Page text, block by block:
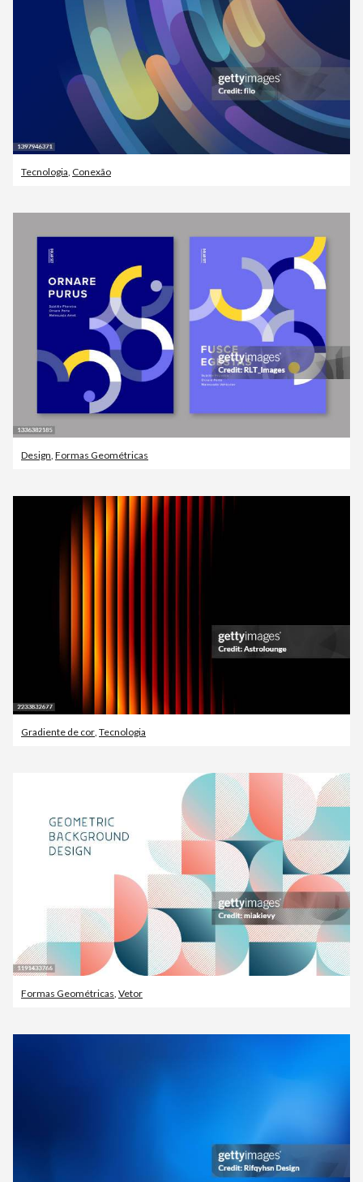
Tecnologia Conexão
Design, Formas Geométricas
Gradiente de cor, Tecnologia
Formas Geométricas Vetor